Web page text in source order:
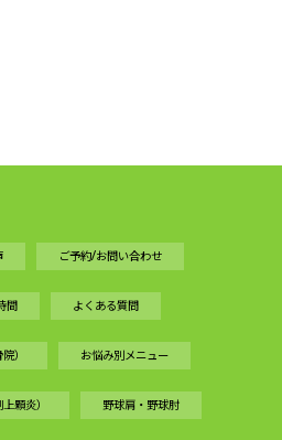
ご予約/お問い合わせ
間 よくある質問
） お悩み別メニュー
顆炎） 野球肩・野球肘